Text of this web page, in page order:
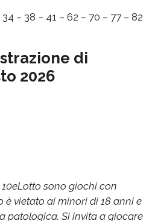
– 38 – 41 – 62 – 70 – 77 – 82
di
2026
sono giochi con
è vietato ai minori di 18 anni e
patologica. Si invita a giocare